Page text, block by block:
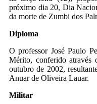
próximo dia 20, Dia
da morte de Zumbi dos
Diploma
O professor José Paulo
Mérito, conferido
outubro de 2002,
Anuar de Oliveira Lauar.
Militar